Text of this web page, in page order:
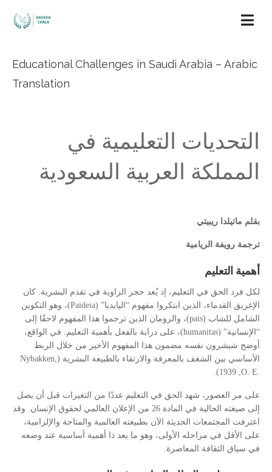
Educational Challenges in Saudi Arabia – Arabic
Translation
التحديات التعليمية في
المملكة العربية السعودية
بقلم ماتيلدا ريبيتي
ترجمة رويفة الريامية
أهمية التعليم
لكل فرد الحق في التعليم، إذ يُعد حجر الزاوية في تقدم البشرية. كان
الإغريق القدماء، الذين ابتكروا مفهوم “الپايديا” (Paideia)، وهو التكوين
الشامل للشاب (pais)، والرومان الذين ترجموا هذا المفهوم لاحقًا إلى
“الإنسانية” (humanitas)، على دراية بالفعل بأهمية التعليم. في الواقع،
أوضح شيشرون نفسه مضمون هذا المفهوم الأخير من خلال الربط
الأساسي بين الشغف بالمعرفة والارتقاء بالطبيعة البشرية (Nybakken,
O. E.
, 1939).
على مر العصور، شهد الحق في التعليم عددًا من التغيرات قبل أن يصل
إلى صيغته الحالية في المادة 26 من الإعلان العالمي لحقوق الإنسان. وقد
اعترفت المجتمعات الحديثة الآن بطبيعته العالمية والمتاحة والإلزامية،
على الأقل في مراحله الأولى، وهو ما يعد ذا أهمية أساسية عند وضعه
في سياق الثقافة المعاصرة.